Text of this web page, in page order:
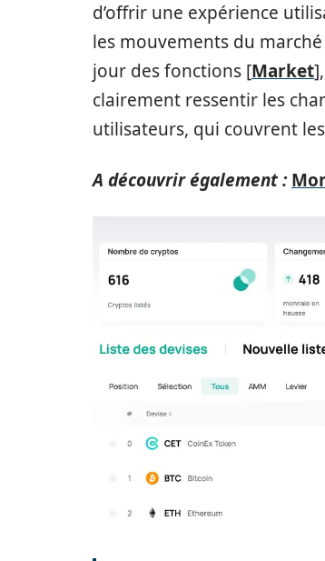
d’offrir une expérience
les mouvements du
jour des fonctions [Market
clairement ressentir les
utilisateurs, qui couvrent
A découvrir également :